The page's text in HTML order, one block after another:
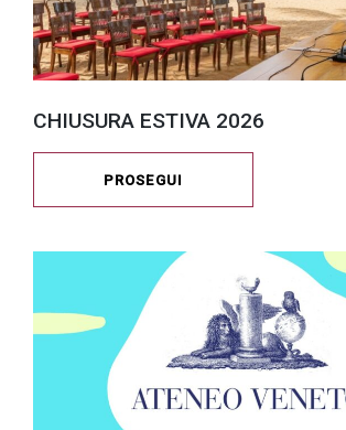
CHIUSURA ESTIVA 2026
PROSEGUI